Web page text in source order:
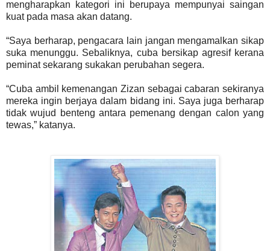
mengharapkan kategori ini berupaya mempunyai saingan
kuat pada masa akan datang.
“Saya berharap, pengacara lain jangan mengamalkan sikap
suka menunggu. Sebaliknya, cuba bersikap agresif kerana
peminat sekarang sukakan perubahan segera.
“Cuba ambil kemenangan Zizan sebagai cabaran sekiranya
mereka ingin berjaya dalam bidang ini. Saya juga berharap
tidak wujud benteng antara pemenang dengan calon yang
tewas,” katanya.